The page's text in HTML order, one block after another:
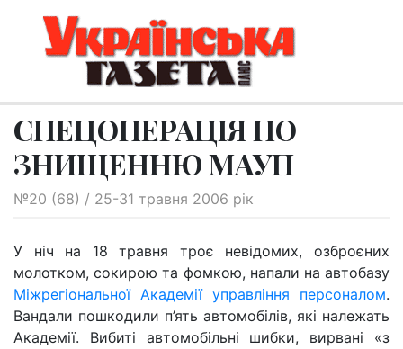
СПЕЦОПЕРАЦІЯ ПО
ЗНИЩЕННЮ МАУП
№20 (68) / 25-31 травня 2006 рік
У ніч на 18 травня троє невідомих, озброєних
молотком, сокирою та фомкою, напали на автобазу
Міжрегіональної Академії управління персоналом.
Вандали пошкодили п’ять автомобілів, які належать
Академії. Вибиті автомобільні шибки, вирвані «з